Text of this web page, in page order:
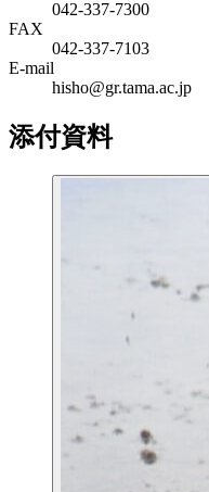
042-337-7300
FAX
042-337-7103
E-mail
hisho@gr.tama.ac.jp
添付資料